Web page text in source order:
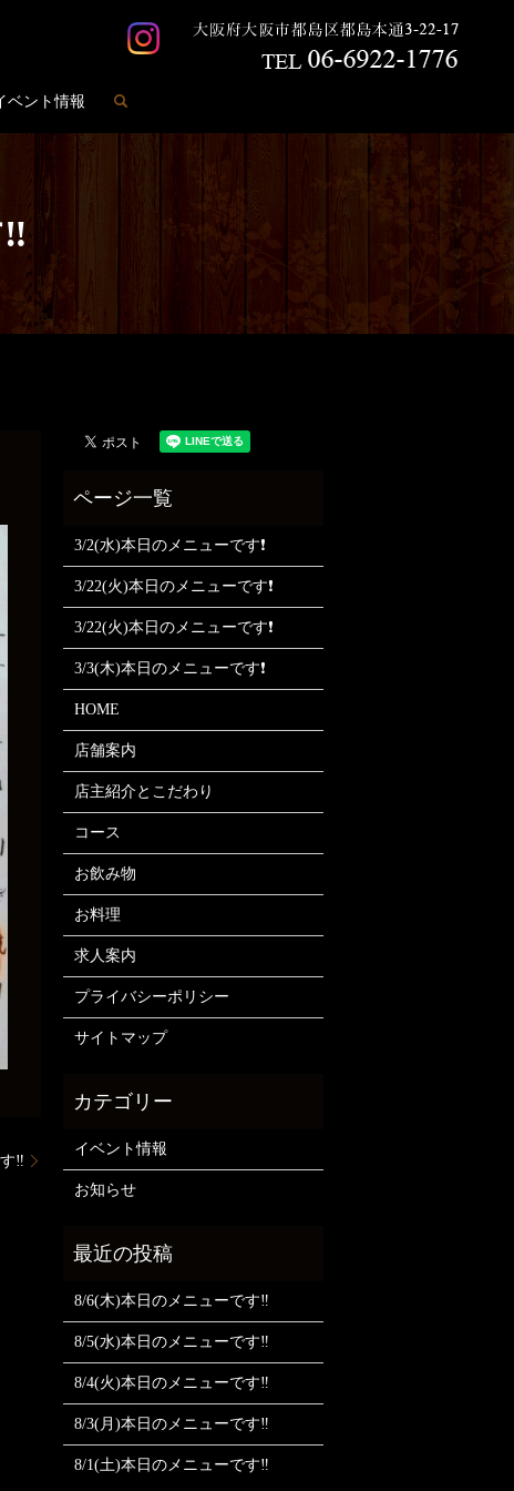
ベント情報
‼️
3/2(水)本日のメニューです❗
3/22(火)本日のメニューです❗
3/22(火)本日のメニューです❗
3/3(木)本日のメニューです❗
HOME
店舗案内
店主紹介とこだわり
コース
お飲み物
お料理
求人案内
プライバシーポリシー
サイトマップ
イベント情報
お知らせ
8/6(木)本日のメニューです‼️
8/5(水)本日のメニューです‼️
8/4(火)本日のメニューです‼️
8/3(月)本日のメニューです‼️
8/1(土)本日のメニューです‼️